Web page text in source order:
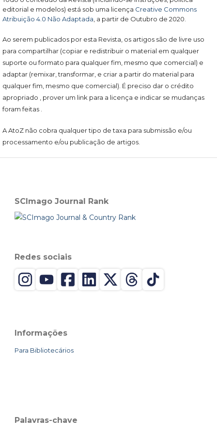
editorial e modelos) está sob uma licença Creative Commons
Atribuição 4.0 Não Adaptada , a partir de Outubro de 2020.
Ao serem publicados por esta Revista, os artigos são de livre uso
para compartilhar (copiar e redistribuir o material em qualquer
suporte ou formato para qualquer fim, mesmo que comercial) e
adaptar (remixar, transformar, e criar a partir do material para
qualquer fim, mesmo que comercial). É preciso dar o crédito
apropriado , prover um link para a licença e indicar se mudanças
foram feitas .
A AtoZ não cobra qualquer tipo de taxa para submissão e/ou
processamento e/ou publicação de artigos.
SCImago Journal Rank
Redes sociais
Informações
Para Bibliotecários
Palavras-chave